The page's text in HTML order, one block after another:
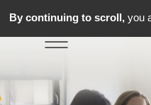
Toggle
navigation
By continuing to scroll,you